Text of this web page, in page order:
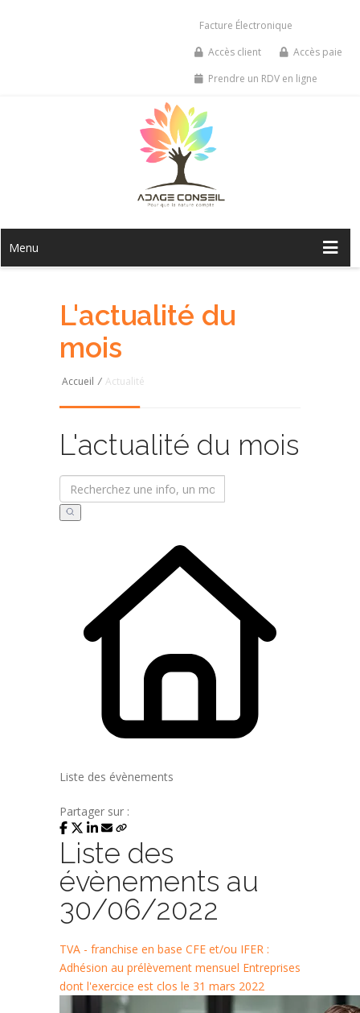
Facture Électronique
Accès client
Accès paie
Prendre un RDV en ligne
Menu
L'actualité du
mois
Accueil / Actualité
L'actualité du mois
Liste des évènements
Partager sur :
Liste des
évènements au
30/06/2022
TVA - franchise en base CFE et/ou IFER :
Adhésion au prélèvement mensuel Entreprises
dont l'exercice est clos le 31 mars 2022